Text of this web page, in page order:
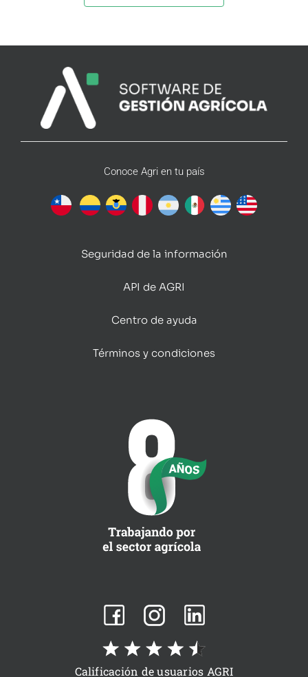
Conoce Agri en tu país
Seguridad de la información
API de AGRI
Centro de ayuda
Términos y condiciones
Calificación de usuarios AGRI